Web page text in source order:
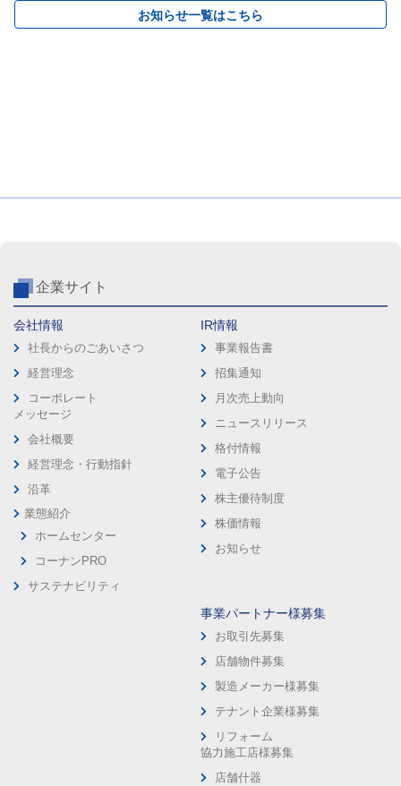
お知らせ一覧はこちら
企業サイト
会社情報
社長からのごあいさつ
経営理念
コーポレート
メッセージ
会社概要
経営理念・行動指針
沿革
業態紹介
ホームセンター
コーナンPRO
サステナビリティ
IR情報
事業報告書
招集通知
月次売上動向
ニュースリリース
格付情報
電子公告
株主優待制度
株価情報
お知らせ
事業パートナー様募集
お取引先募集
店舗物件募集
製造メーカー様募集
テナント企業様募集
リフォーム
協力施工店様募集
店舗什器